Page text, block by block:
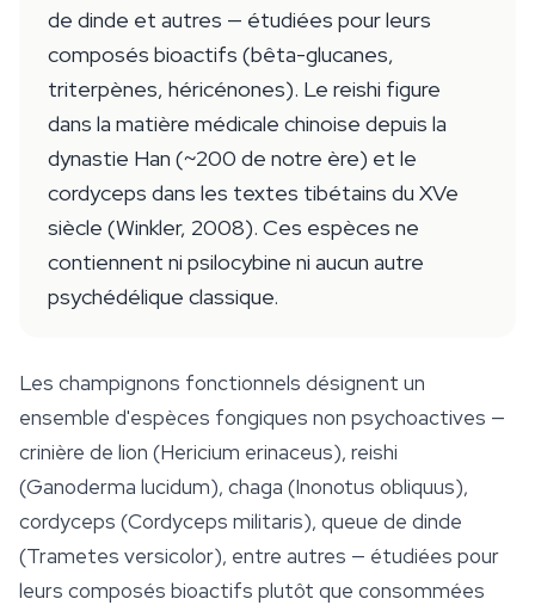
de dinde et autres — étudiées pour leurs
composés bioactifs (bêta-glucanes,
triterpènes, héricénones). Le reishi figure
dans la matière médicale chinoise depuis la
dynastie Han (~200 de notre ère) et le
cordyceps dans les textes tibétains du XVe
siècle (Winkler, 2008). Ces espèces ne
contiennent ni psilocybine ni aucun autre
psychédélique classique.
Les champignons fonctionnels désignent un
ensemble d'espèces fongiques non psychoactives —
crinière de lion (Hericium erinaceus), reishi
(Ganoderma lucidum), chaga (Inonotus obliquus),
cordyceps (Cordyceps militaris), queue de dinde
(Trametes versicolor), entre autres — étudiées pour
leurs composés bioactifs plutôt que consommées